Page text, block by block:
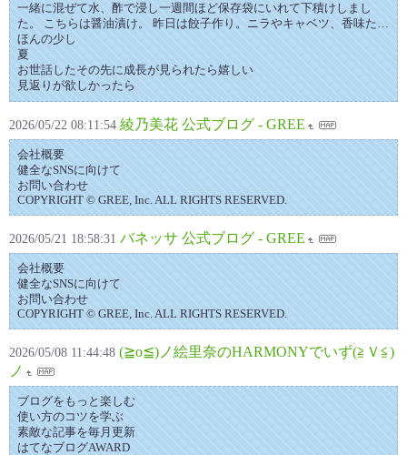
一緒に混ぜて水、酢で浸し一週間ほど保存袋にいれて下積けしまし
た。 こちらは醤油漬け。 昨日は餃子作り。ニラやキャベツ、香味た…
ほんの少し
夏
お世話したその先に成長が見られたら嬉しい
見返りが欲しかったら
2026/05/22 08:11:54 綾乃美花 公式ブログ - GREE
会社概要
健全なSNSに向けて
お問い合わせ
COPYRIGHT © GREE, Inc. ALL RIGHTS RESERVED.
2026/05/21 18:58:31 バネッサ 公式ブログ - GREE
会社概要
健全なSNSに向けて
お問い合わせ
COPYRIGHT © GREE, Inc. ALL RIGHTS RESERVED.
2026/05/08 11:44:48 (≧ο≦)ノ絵里奈のHARMONYでいず(≧Ｖ≦)
ノ
ブログをもっと楽しむ
使い方のコツを学ぶ
素敵な記事を毎月更新
はてなブログAWARD